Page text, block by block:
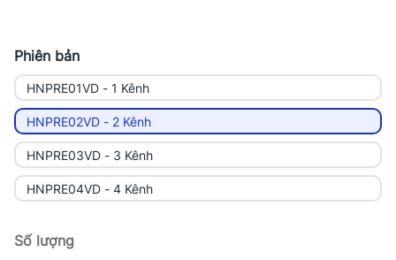
Phiên bản
HNPRE01VD - 1 Kênh
HNPRE02VD - 2 Kênh
HNPRE03VD - 3 Kênh
HNPRE04VD - 4 Kênh
Số lượng